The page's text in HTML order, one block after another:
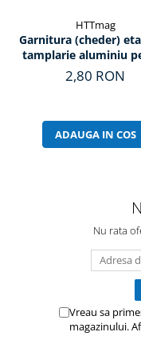
HTTmag
Garnitura (cheder)
tamplarie aluminiu
sticla, T11 (2mm)
2,80 RON
ADAUGA IN COS
Nu rata
Vreau sa
magazinului.